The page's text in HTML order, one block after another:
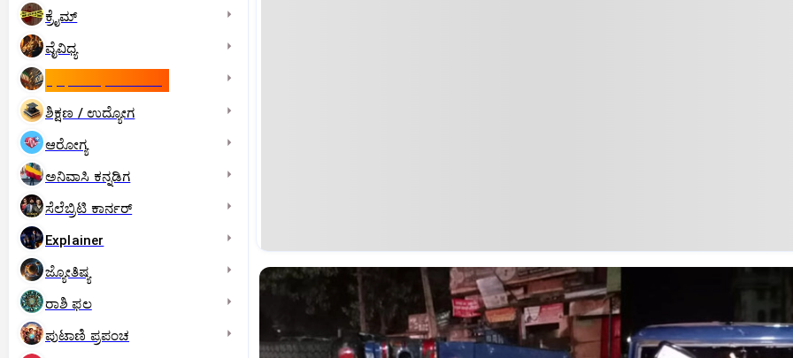
ಕ್ರೈಮ್
ವೈವಿಧ್ಯ
ಶಿಕ್ಷಣ / ಉದ್ಯೋಗ
ಆರೋಗ್ಯ
ಅನಿವಾಸಿ ಕನ್ನಡಿಗ
ಸೆಲೆಬ್ರಿಟಿ ಕಾರ್ನರ್‌
Explainer
ಜ್ಯೋತಿಷ್ಯ
ರಾಶಿ ಫಲ
ಪುಟಾಣಿ ಪ್ರಪಂಚ